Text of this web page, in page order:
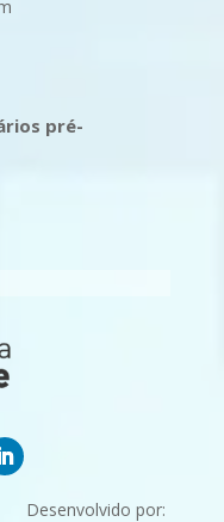
pré-
Desenvolvido por: